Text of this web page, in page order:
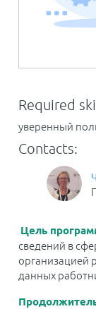
Required
уверенный
Contacts:
Цель
сведений в
организацией
данных